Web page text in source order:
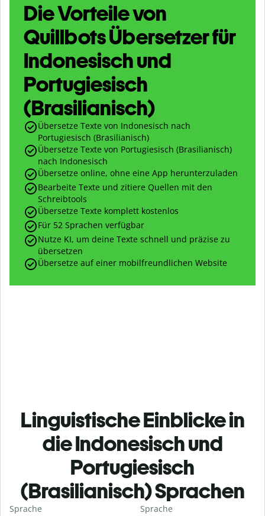
Die Vorteile von
Quillbots Übersetzer für
Indonesisch und
Portugiesisch
(Brasilianisch)
Übersetze Texte von Indonesisch nach
Portugiesisch (Brasilianisch)
Übersetze Texte von Portugiesisch (Brasilianisch)
nach Indonesisch
Übersetze online, ohne eine App herunterzuladen
Bearbeite Texte und zitiere Quellen mit den
Schreibtools
Übersetze Texte komplett kostenlos
Für 52 Sprachen verfügbar
Nutze KI, um deine Texte schnell und präzise zu
übersetzen
Übersetze auf einer mobilfreundlichen Website
Linguistische Einblicke in
die Indonesisch und
Portugiesisch
(Brasilianisch) Sprachen
Sprache
Sprache